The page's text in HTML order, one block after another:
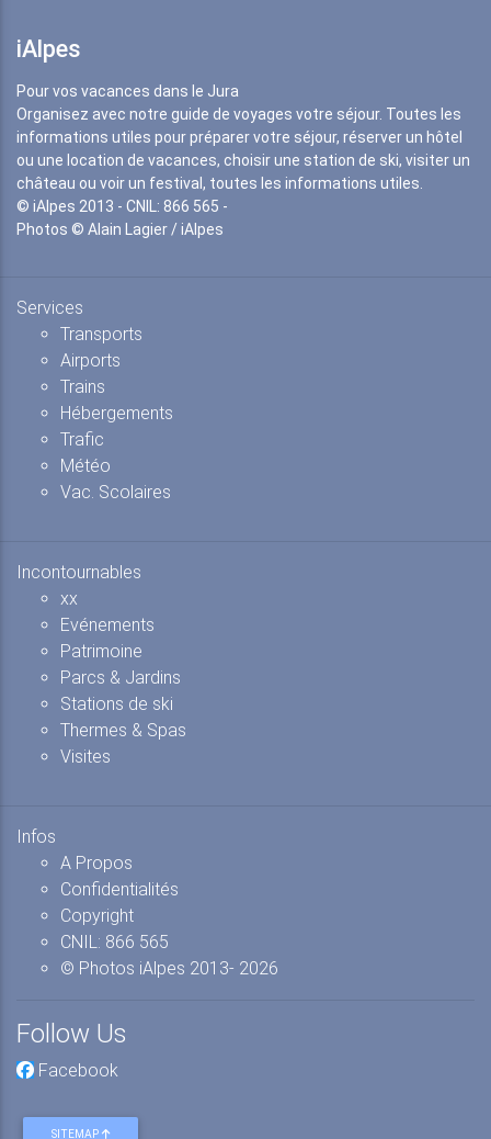
iAlpes
Pour vos vacances dans le Jura
Organisez avec notre guide de voyages votre séjour. Toutes les
informations utiles pour préparer votre séjour, réserver un hôtel
ou une location de vacances, choisir une station de ski, visiter un
château ou voir un festival, toutes les informations utiles.
© iAlpes 2013 - CNIL: 866 565 -
Photos © Alain Lagier / iAlpes
Services
Transports
Airports
Trains
Hébergements
Trafic
Météo
Vac. Scolaires
Incontournables
xx
Evénements
Patrimoine
Parcs & Jardins
Stations de ski
Thermes & Spas
Visites
Infos
A Propos
Confidentialités
Copyright
CNIL: 866 565
© Photos iAlpes 2013- 2026
Follow Us
Facebook
SITEMAP